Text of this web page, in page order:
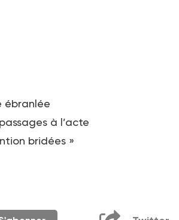
ébranlée
à l’acte
bridées »